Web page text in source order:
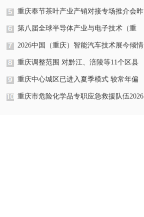
行
重庆奉节茶叶产业产销对接专场推介会昨
在南坪举行
第八届全球半导体产业与电子技术（重
庆）博览会今在渝隆重开幕
2026中国（重庆）智能汽车技术展今倾情
开展
重庆调整范围 对黔江、涪陵等11个区县
启动市级防汛四级应急响应
重庆中心城区已进入夏季模式 较常年偏
晚4天
重庆市危险化学品专职应急救援队伍2026